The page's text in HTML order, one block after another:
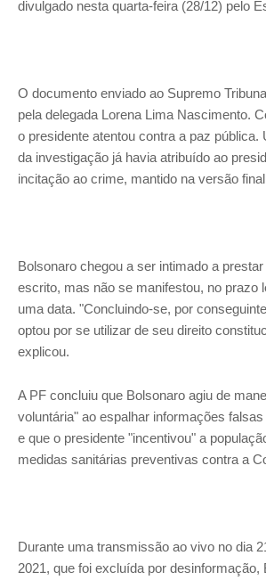
divulgado nesta quarta-feira (28/12) pelo
O documento enviado ao Supremo
pela delegada Lorena Lima Nascimento.
o presidente atentou contra a paz pública.
da investigação já havia atribuído ao
incitação ao crime, mantido na versão
Bolsonaro chegou a ser intimado a
escrito, mas não se manifestou, no prazo
uma data. "Concluindo-se, por
optou por se utilizar de seu direito
explicou.
A PF concluiu que Bolsonaro agiu de
voluntária" ao espalhar informações
e que o presidente "incentivou" a
medidas sanitárias preventivas contra a
Durante uma transmissão ao vivo no dia
2021, que foi excluída por desinformação,